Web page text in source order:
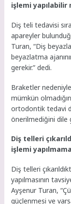
işlemi yapılabilir
Diş teli tedavisi
apareyler
Turan, “Diş
beyazlatma
gerekir.” dedi.
Braketler
mümkün
ortodontik tedavi
önerilmediğini dile
Diş telleri
işlemi
Diş telleri
yapılmasının
Ayşenur Turan,
güçlenmesi ve